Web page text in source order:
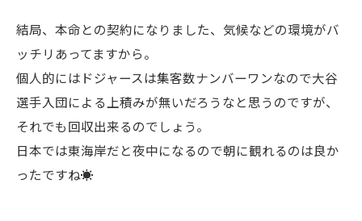
結局、本命との契約になりました、気候などの環境がバ
ッチリあってますから。
個人的にはドジャースは集客数ナンバーワンなので大谷
選手入団による上積みが無いだろうなと思うのですが、
それでも回収出来るのでしょう。
日本では東海岸だと夜中になるので朝に観れるのは良か
ったですね☀️